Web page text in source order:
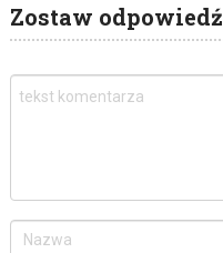
Zostaw odpowiedź